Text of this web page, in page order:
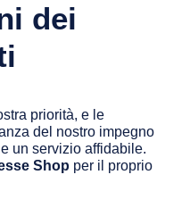
dei
priorità, e le
del nostro impegno
un servizio affidabile.
Shop per il proprio